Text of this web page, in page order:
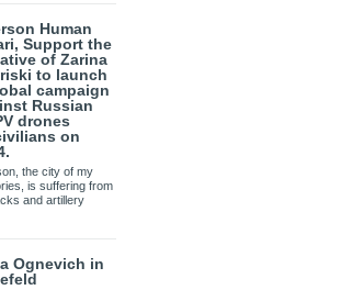
Human
Support the
of Zarina
to launch
campaign
Russian
drones
on
the city of my
is suffering from
and artillery
Ognevich in